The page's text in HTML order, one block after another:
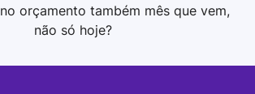
orçamento também mês que vem,
não só hoje?